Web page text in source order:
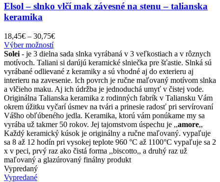
Elsol – slnko vlčí mak závesné na stenu – talianska
keramika
18,45€ – 30,75€Price
18,45€
through
30,75€
Výber možnostíTento
produkt
má
viacero
variantov.
Možnosti
si
môžete
vybrať
na
stránke
produktu.
Solei - je 3 dielna sada slnka vyrábaná v 3 veľkostiach a v rôznych
motívoch. Taliani si darújú keramické slniečka pre šťastie. Slnká sú
vyrábané odlievané z keramiky a sú vhodné aj do exterieru aj
interieru na zavesenie. Ich povrch je ručne maľovaný motívom slnka
a vlčieho maku. Aj ich údržba je jednoduchá umyť v čistej vode.
Originálna Talianska keramika z rodinných fabrík v Taliansku Vám
okrem úžitku vyčarí úsmev na tvári a prinesie radosť pri servírovaní
Vášho obľúbeného jedla. Keramika, ktorú vám ponúkame my sa
vyrába už takmer 50 rokov. Jej tajomstvom úspechu je ,,amore,,
Každý keramický kúsok je originálny a ručne maľovaný. vypaľuje
sa 8 až 12 hodín pri vysokej teplote 960 °C až 1100°C vypaľuje sa 2
x v peci, prvý raz ako čistá forma ,,biscotto,, a druhý raz už
maľovaný a glazúrovaný finálny produkt
Vypredaný
Vypredané